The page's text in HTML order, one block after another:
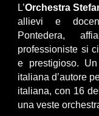
L’Orchestra
allievi e
Pontedera,
professioniste si
e prestigioso.
italiana d’autore
italiana, con 16
una veste